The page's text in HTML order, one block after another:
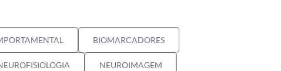
BIOMARCADORES
NEUROIMAGEM